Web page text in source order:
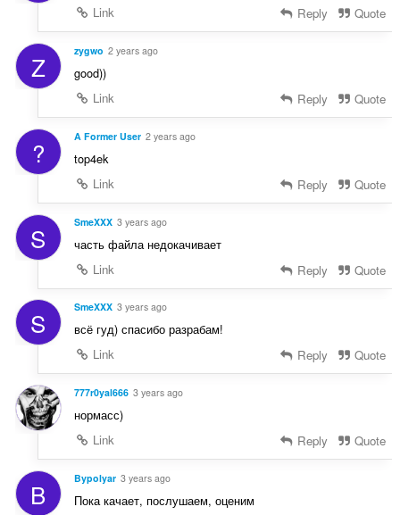
Link Reply Quote
Z zygwo 2 years ago
good))
Link
Reply Quote
? A Former User 2 years ago
top4ek
Link
Reply Quote
S SmeXXX 3 years ago
часть файла недокачивает
Link
Reply Quote
S SmeXXX 3 years ago
всё гуд) спасибо разрабам!
Link
Reply Quote
777r0yal666 3 years ago
нормасс)
Link
Reply Quote
B Bypolyar 3 years ago
Пока качает, послушаем, оценим